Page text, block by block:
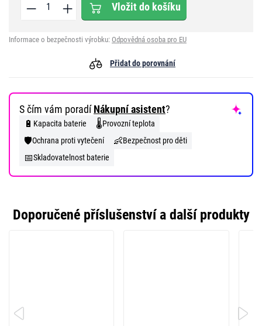
Vložit do košíku
Informace o bezpečnosti výrobku: Odpovědná osoba pro EU
Přidat do porovnání
S čím vám poradíNákupní asistent?
🔋 Kapacita baterie 🌡️Provozní teplota
🛡️Ochrana proti vytečení 👶Bezpečnost pro děti
📅Skladovatelnost baterie
Doporučené příslušenství a další produkty